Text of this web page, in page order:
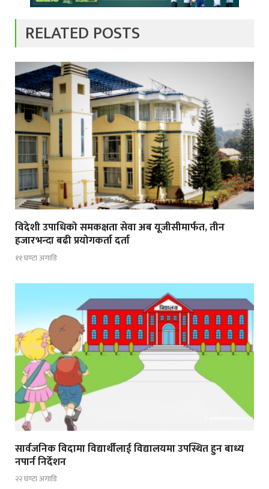
RELATED POSTS
विदेशी उपाधिको समकक्षता सेवा अब यूजीसीमार्फत, तीन
हजारभन्दा बढी प्रयोगकर्ता दर्ता
११ घण्टा अगाडि
सार्वजनिक विदामा विद्यार्थीलाई विद्यालयमा उपस्थित हुन बाध्य
नपार्न निर्देशन
२२ घण्टा अगाडि